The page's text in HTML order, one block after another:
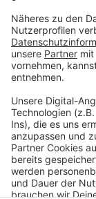
Anzeige
Anzeige
Anzeige